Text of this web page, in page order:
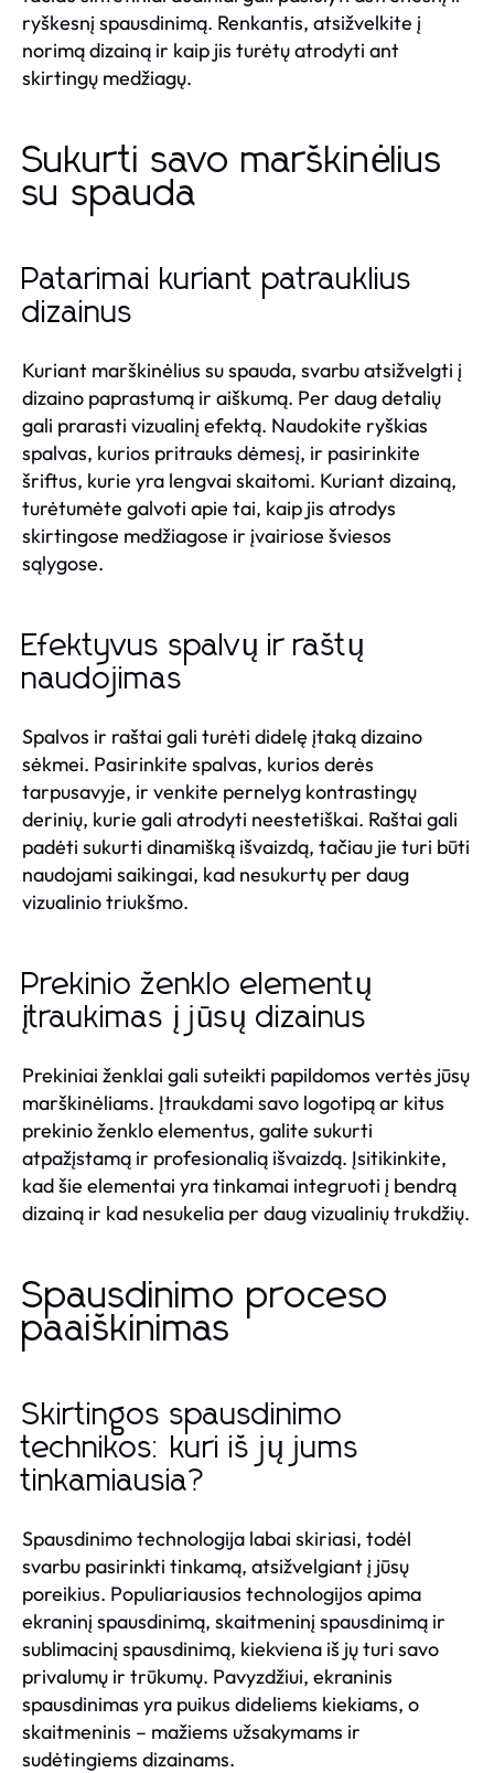
ryškesnį spausdinimą. Renkantis, atsižvelkite į
norimą dizainą ir kaip jis turėtų atrodyti ant
skirtingų medžiagų.
Sukurti savo marškinėlius
su spauda
Patarimai kuriant patrauklius
dizainus
Kuriant marškinėlius su spauda, svarbu atsižvelgti į
dizaino paprastumą ir aiškumą. Per daug detalių
gali prarasti vizualinį efektą. Naudokite ryškias
spalvas, kurios pritrauks dėmesį, ir pasirinkite
šriftus, kurie yra lengvai skaitomi. Kuriant dizainą,
turėtumėte galvoti apie tai, kaip jis atrodys
skirtingose medžiagose ir įvairiose šviesos
sąlygose.
Efektyvus spalvų ir raštų
naudojimas
Spalvos ir raštai gali turėti didelę įtaką dizaino
sėkmei. Pasirinkite spalvas, kurios derės
tarpusavyje, ir venkite pernelyg kontrastingų
derinių, kurie gali atrodyti neestetiškai. Raštai gali
padėti sukurti dinamišką išvaizdą, tačiau jie turi būti
naudojami saikingai, kad nesukurtų per daug
vizualinio triukšmo.
Prekinio ženklo elementų
įtraukimas į jūsų dizainus
Prekiniai ženklai gali suteikti papildomos vertės jūsų
marškinėliams. Įtraukdami savo logotipą ar kitus
prekinio ženklo elementus, galite sukurti
atpažįstamą ir profesionalią išvaizdą. Įsitikinkite,
kad šie elementai yra tinkamai integruoti į bendrą
dizainą ir kad nesukelia per daug vizualinių trukdžių.
Spausdinimo proceso
paaiškinimas
Skirtingos spausdinimo
technikos: kuri iš jų jums
tinkamiausia?
Spausdinimo technologija labai skiriasi, todėl
svarbu pasirinkti tinkamą, atsižvelgiant į jūsų
poreikius. Populiariausios technologijos apima
ekraninį spausdinimą, skaitmeninį spausdinimą ir
sublimacinį spausdinimą, kiekviena iš jų turi savo
privalumų ir trūkumų. Pavyzdžiui, ekraninis
spausdinimas yra puikus dideliems kiekiams, o
skaitmeninis – mažiems užsakymams ir
sudėtingiems dizainams.